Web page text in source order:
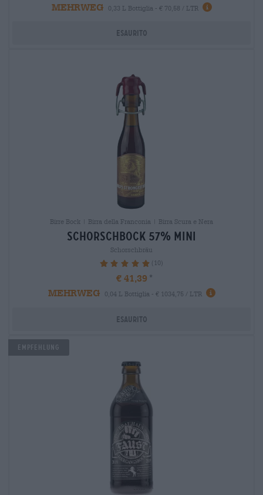
MEHRWEG
0,33 L Bottiglia - € 70,58 / LTR
Esaurito
Birre Bock | Birra della Franconia | Birra Scura e Nera
schorschbock 57% mini
Schorschbräu
100% (10)
€ 41,39
MEHRWEG
0,04 L Bottiglia - € 1034,75 / LTR
Esaurito
Empfehlung